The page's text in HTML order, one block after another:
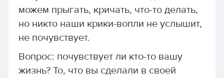
можем прыгать, кричать, что-то делать,
но никто наши крики-вопли не услышит,
не почувствует.
Вопрос: почувствует ли кто-то вашу
жизнь? То, что вы сделали в своей